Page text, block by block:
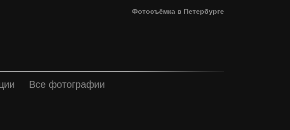
Фотоcъёмка в Петербурге
Все фотографии